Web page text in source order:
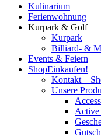
Kulinarium
Ferienwohnung
Kurpark & Golf
Kurpark
Billiard- &
Events & Feiern
ShopEinkaufen!
Kontakt –
Unsere